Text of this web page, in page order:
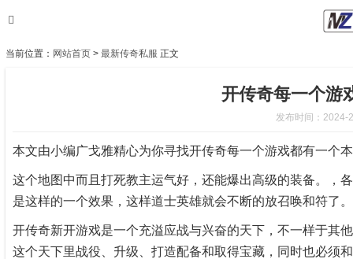
当前位置： 网站首页 > 最新传奇私服 正文
开传奇每一个游
发布时间：2024-
本文由小编广戈雅精心为你寻找开传奇每一个游戏都有一个
这个地图中而且打死教主运气好，还能爆出高级的装备。，
是这样的一个效果，这样道士英雄就会不断的放召唤和符了
开传奇新开游戏是一个充溢应战与兴奋的天下，不一样于其
这个天下里战役、升级、打造配备和取得宝藏，同时也必须